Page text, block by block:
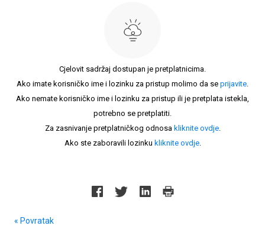
Cjelovit sadržaj dostupan je pretplatnicima.
Ako imate korisničko ime i lozinku za pristup molimo da se prijavite.
Ako nemate korisničko ime i lozinku za pristup ili je pretplata istekla,
potrebno se pretplatiti.
Za zasnivanje pretplatničkog odnosa kliknite ovdje.
Ako ste zaboravili lozinku kliknite ovdje.
« Povratak